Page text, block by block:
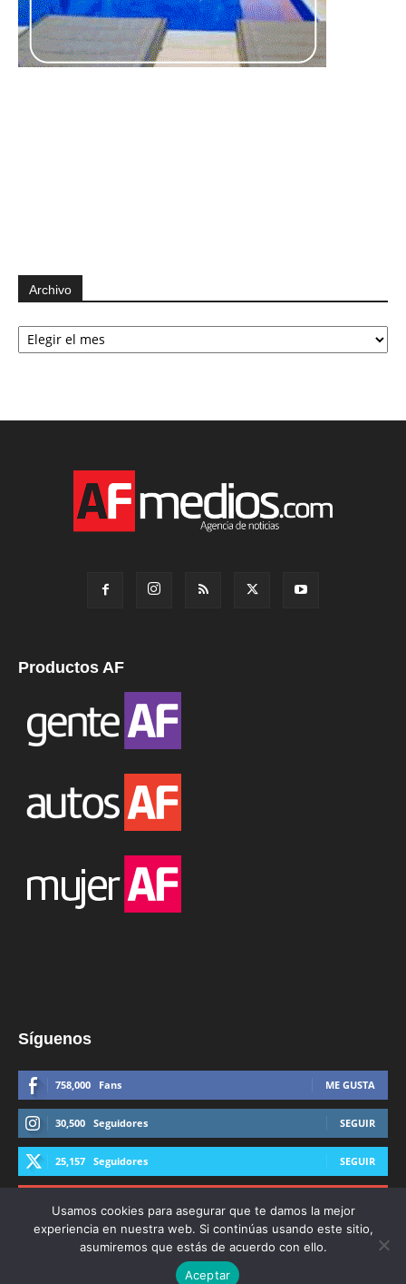
Archivo
Archivo
Productos AF
Síguenos
758,000 Fans ME GUSTA
30,500 Seguidores SEGUIR
25,157 Seguidores SEGUIR
© Derechos Reservados AFmedios 2021
Usamos cookies para asegurar que te damos la mejor
experiencia en nuestra web. Si continúas usando este sitio,
asumiremos que estás de acuerdo con ello.
Aceptar